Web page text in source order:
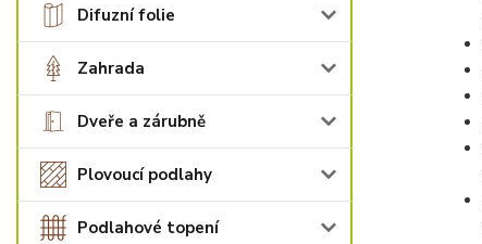
Difuzní folie
Zahrada
Dveře a zárubně
Plovoucí podlahy
Podlahové topení